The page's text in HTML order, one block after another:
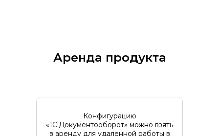
Аренда продукта
Конфигурацию
«1С:Документооборот» можно взять
в аренду для удаленной работы в